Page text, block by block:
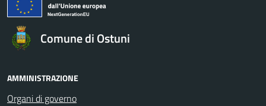
Comune di Ostuni
AMMINISTRAZIONE
Organi di governo